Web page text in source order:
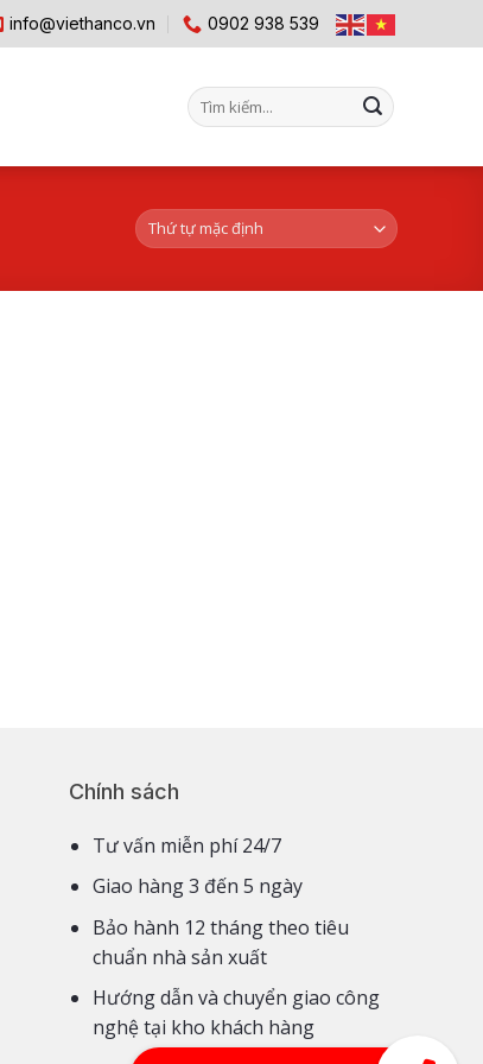
info@viethanco.vn 0902 938 539
Tìm
kiếm:
Chính sách
Tư vấn miễn phí 24/7
Giao hàng 3 đến 5 ngày
Bảo hành 12 tháng theo tiêu
chuẩn nhà sản xuất
Hướng dẫn và chuyển giao công
nghệ tại kho khách hàng